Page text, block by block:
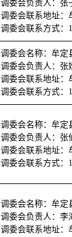
调委会负责人：张
调委会联系地址：
调委会联系方式：
调委会名称：牟定
调委会负责人：张
调委会联系地址：
调委会联系方式：
调委会名称：牟定
调委会负责人：张
调委会联系地址：
调委会联系方式：
调委会名称：牟定
调委会负责人：李
调委会联系地址：